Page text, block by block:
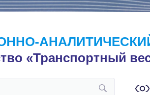
«Транспортный